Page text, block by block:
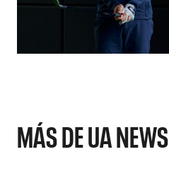
MÁS DE UA NEWS